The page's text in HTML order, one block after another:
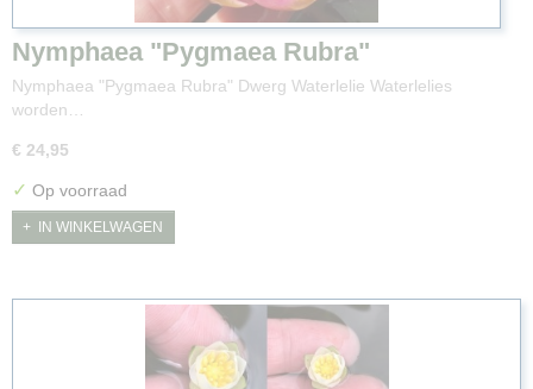
Nymphaea "Pygmaea Rubra"
Nymphaea "Pygmaea Rubra" Dwerg Waterlelie Waterlelies
worden…
€ 24,95
✓ Op voorraad
IN WINKELWAGEN